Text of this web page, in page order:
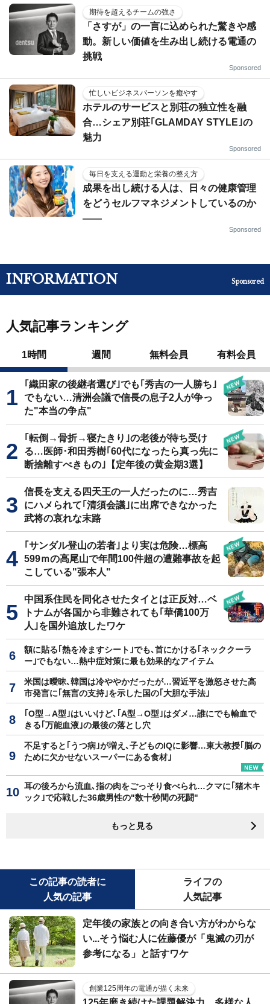
期待を超えるチームの強さ
「さすが」の一言に込められた驚きや感
動。新しい価値を生み出し続ける電通の
挑戦
Sponsored
忙しいビジネスパーソンを癒やす
ホテルのサービスと別荘の独立性を融
合…シェア別荘｢GLAMDAY STYLE｣の
魅力
Sponsored
毎日を支える運動と栄養の整え方
成果を出し続ける人は、日々の健康管理
をどうセルフマネジメントしているのか
——
Sponsored
INFORMATION Sponsored
人気記事ランキング
1時間 週間 無料会員 有料会員
｢織田家の後継者選び｣でも｢秀吉の一人勝ち｣
でもない…清洲会議で信長の息子2人が争っ
た"本当の争点"
｢転倒→骨折→寝たきり｣の老後が待ち受け
る…医師･和田秀樹｢60代になったら真っ先に
断捨離すべきもの｣【定年後の黄金期3選】
信長を支える四天王の一人だったのに…秀吉
にハメられて｢清須会議｣に出席できなかった
武将の哀れな末路
｢サンダル登山の若者｣より実は危険…標高
599ｍの高尾山で年間100件超の遭難事故を起
こしている"張本人"
中国系住民を同化させたタイとは正反対…ベ
トナムが各国から非難されても｢華僑100万
人｣を国外追放したワケ
額に貼る｢熱を冷ますシート｣でも､首にかける｢ネッククーラ
ー｣でもない…熱中症対策に最も効果的なアイテム
米国は曖昧､韓国は冷ややかだったが…習近平を激怒させた高
市発言に｢無言の支持｣を示した国の｢大胆な手法｣
｢O型→A型｣はいいけど､｢A型→O型｣はダメ…誰にでも輸血で
きる｢万能血液｣の最後の落とし穴
不足すると｢うつ病｣が増え､子どものIQに影響…東大教授｢脳の
ために欠かせないスーパーにある食材｣
耳の後ろから流血､指の肉をごっそり食べられ…クマに｢猪木キ
ック｣で応戦した36歳男性の"数十秒間の死闘"
もっと見る
この記事の読者に
人気の記事
ライフの
人気記事
定年後の家族との向き合い方がわからな
い...そう悩む人に佐藤優が「鬼滅の刃が
参考になる」と話すワケ
創業125周年の電通が描く未来